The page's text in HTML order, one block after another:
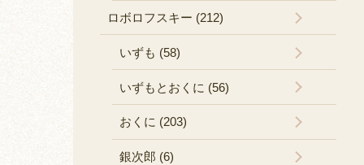
ロボロフスキー (212)
いずも (58)
いずもとおくに (56)
おくに (203)
銀次郎 (6)